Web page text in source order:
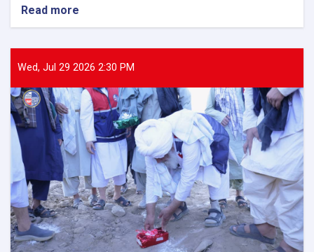
Read more
General
of
held
a
meeting
with
representatives
of
international
and
domestic
organizations
to
assist
Wed, Jul 29 2026 2:30 PM